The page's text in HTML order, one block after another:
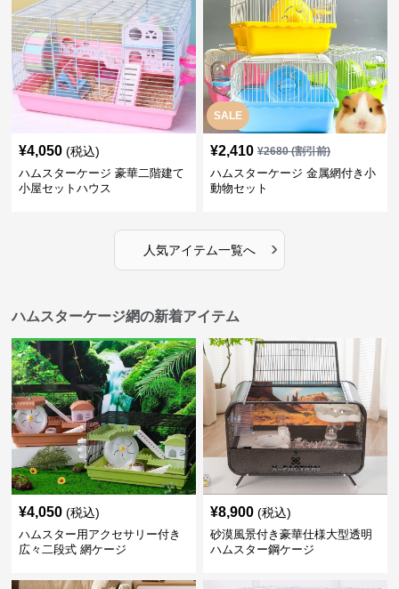
¥4,050 (税込)
ハムスターケージ 豪華二階建て
小屋セットハウス
SALE
¥2,410 ¥2680(割引前)
ハムスターケージ 金属網付き小
動物セット
人気アイテム一覧へ ›
ハムスターケージ網の新着アイテム
¥4,050 (税込)
ハムスター用アクセサリー付き
広々二段式 網ケージ
¥8,900 (税込)
砂漠風景付き豪華仕様大型透明
ハムスター鋼ケージ